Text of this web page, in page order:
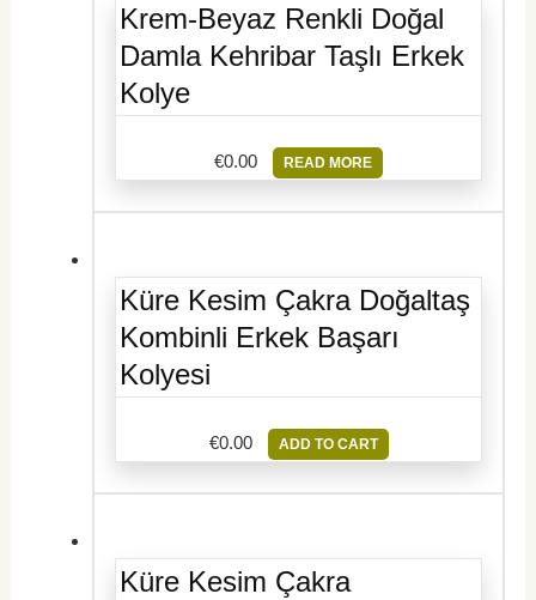
Krem-Beyaz Renkli Doğal
Damla Kehribar Taşlı Erkek
Kolye
€0.00 READ MORE
Küre Kesim Çakra Doğaltaş
Kombinli Erkek Başarı
Kolyesi
€0.00 ADD TO CART
Küre Kesim Çakra